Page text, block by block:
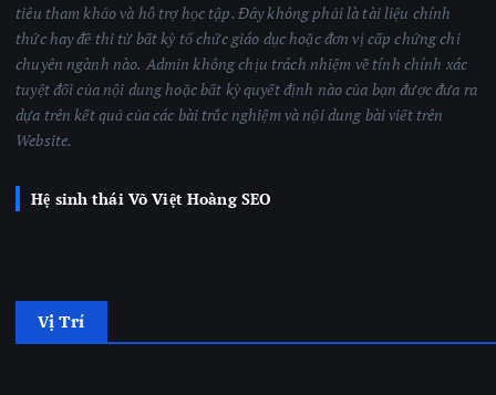
tiêu tham khảo và hỗ trợ học tập. Đây không phải là tài liệu chính
thức hay đề thi từ bất kỳ tổ chức giáo dục hoặc đơn vị cấp chứng chỉ
chuyên ngành nào. Admin không chịu trách nhiệm về tính chính xác
tuyệt đối của nội dung hoặc bất kỳ quyết định nào của bạn được đưa ra
dựa trên kết quả của các bài trắc nghiệmvà nội dung bài viết trên
Website.
Hệ sinh thái Võ Việt Hoàng SEO
Vị Trí